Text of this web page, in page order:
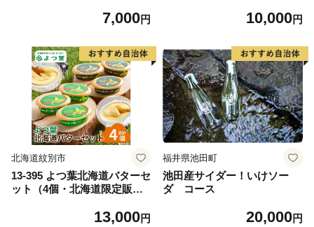
バッグ15袋（ティーバッグ3g
7,000円
ト ジャム 青色 赤色 ブルーテ
ノンカフェイン カフェインレ
ス ハイビスカス リラックス
美容 健康 ダイエット 疲労回
復 アントシアニン ビタミンC
おもてなし プレゼント ギフ
ト 国産
10,000円
北海道紋別市
13-395 よつ葉北海道バターセ
ット（4個・北海道限定販
13,000円
福井県池田町
池田産サイダー！いけソー
ダ コース
20,000円